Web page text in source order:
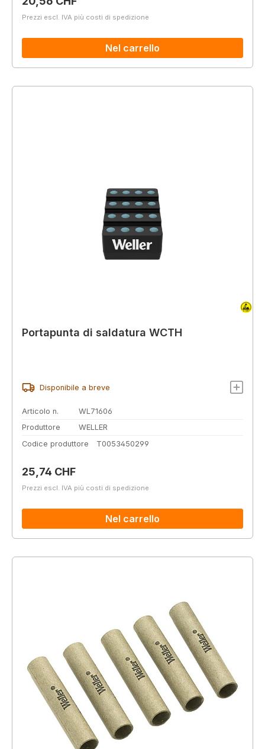
Prezzi escl. IVA più costi di spedizione
Nel carrello
Portapunta di saldatura WCTH
Disponibile a breve
Articolo n.
WL71606
Produttore
WELLER
Codice produttore
T0053450299
Prezzo normale:
25,74 CHF
Prezzi escl. IVA più costi di spedizione
Nel carrello